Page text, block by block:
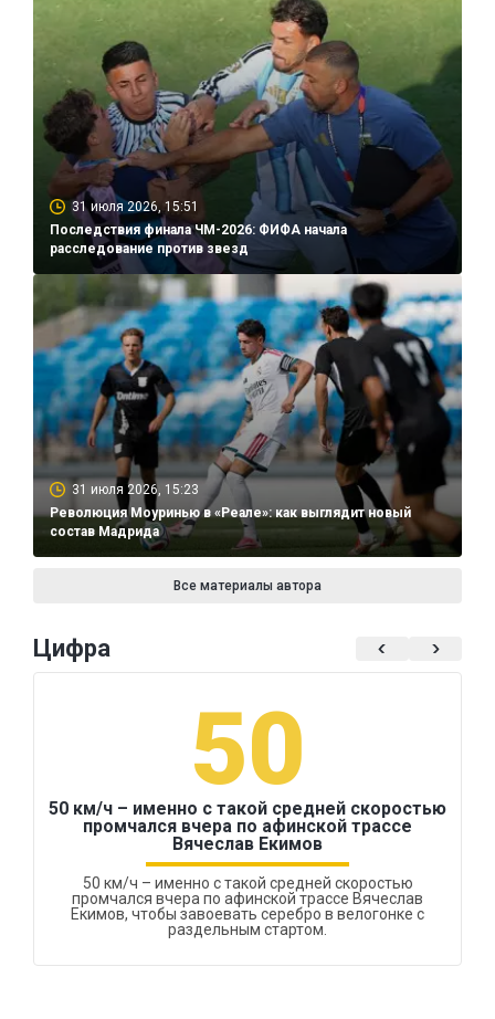
31 июля 2026, 15:51
Последствия финала ЧМ-2026: ФИФА начала
расследование против звезд
31 июля 2026, 15:23
Революция Моуринью в «Реале»: как выглядит новый
состав Мадрида
Все материалы автора
Цифра
50
50 км/ч – именно с такой средней скоростью
промчался вчера по афинской трассе
Вячеслав Екимов
50 км/ч – именно с такой средней скоростью
промчался вчера по афинской трассе Вячеслав
Екимов, чтобы завоевать серебро в велогонке с
раздельным стартом.